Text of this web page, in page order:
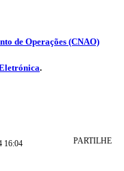
de Operações (CNAO)
.
16:04 PARTILHE